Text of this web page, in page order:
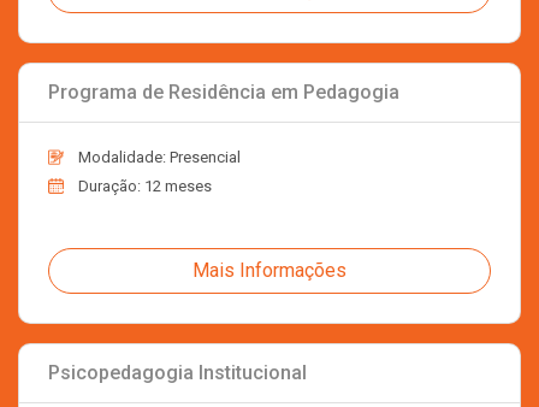
Programa de Residência em Pedagogia
Modalidade: Presencial
Duração: 12 meses
Mais Informações
Psicopedagogia Institucional